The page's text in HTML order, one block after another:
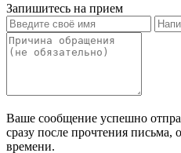
Запишитесь на прием
Ваше сообщение успешно
сразу после прочтения письма,
времени.